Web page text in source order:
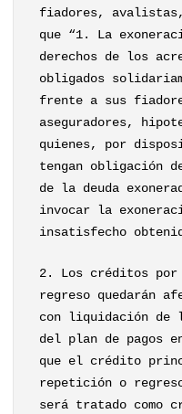
fiadores,
que “1. La
derechos de los
obligados
frente a sus
aseguradores,
quienes, por
tengan obligación
de la deuda
invocar la
insatisfecho
2. Los créditos por
regreso quedarán
con liquidación de
del plan de pagos
que el crédito
repetición o
será tratado como